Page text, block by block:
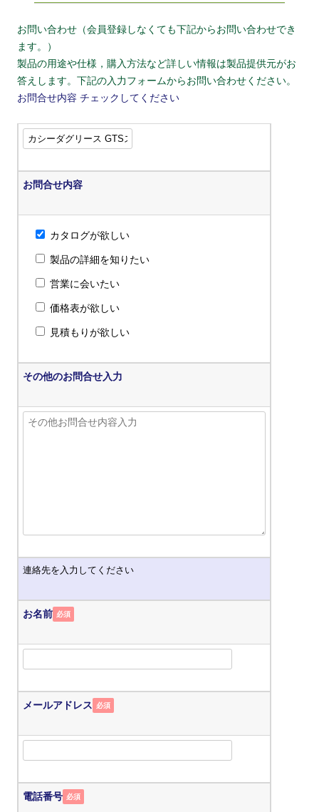
お問い合わせ（会員登録しなくても下記からお問い合わせでき
ます。）
製品の用途や仕様，購入方法など詳しい情報は製品提供元がお
答えします。下記の入力フォームからお問い合わせください。
お問合せ内容 チェックしてください
お問合せ内容
カタログが欲しい
製品の詳細を知りたい
営業に会いたい
価格表が欲しい
見積もりが欲しい
その他のお問合せ入力
連絡先を入力してください
お名前 必須
メールアドレス 必須
電話番号 必須